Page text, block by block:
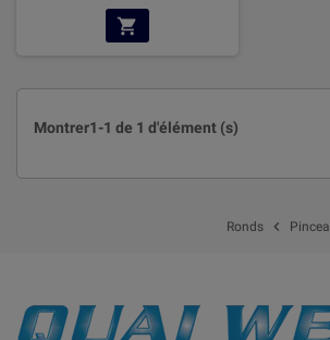
Montrer1-1 de 1 d'élément (s)

Ronds